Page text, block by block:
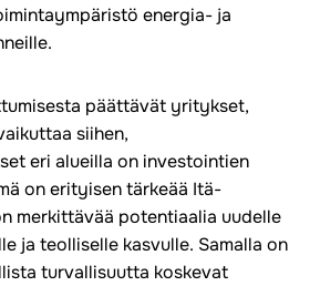
energia- ja
päättävät yritykset,
siihen,
eri alueilla on investointien
on erityisen tärkeää Itä-
merkittävää potentiaalia uudelle
ja teolliselle kasvulle. Samalla on
turvallisuutta koskevat